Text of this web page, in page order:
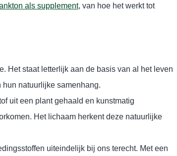
als supplement, van hoe het werkt tot
Het staat letterlijk aan de basis van al het leven
natuurlijke samenhang.
uit een plant gehaald en kunstmatig
Het lichaam herkent deze natuurlijke
uiteindelijk bij ons terecht. Met een